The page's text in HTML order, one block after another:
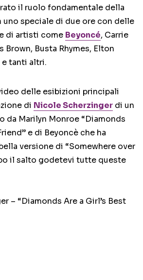
il ruolo fondamentale della
uno speciale di due ore con delle
di artisti come Beyoncé, Carrie
Brown, Busta Rhymes, Elton
e tanti altri.
delle esibizioni principali
di Nicole Scherzinger di un
da Marilyn Monroe “Diamonds
e di Beyoncè che ha
versione di “Somewhere over
il salto godetevi tutte queste
– “Diamonds Are a Girl’s Best